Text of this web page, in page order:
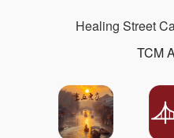
Healing Street
TCM